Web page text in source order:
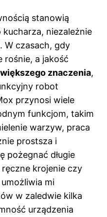
stanowią
kucharza, niezależnie
W czasach, gdy
rośnie, a jakość
znaczenia,
robot
przynosi wiele
funkcjom, takim
warzyw, praca
prostsza i
pożegnać długie
krojenie czy
mi
w zaledwie kilka
urządzenia